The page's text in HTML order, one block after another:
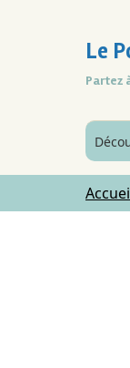
Le
Partez